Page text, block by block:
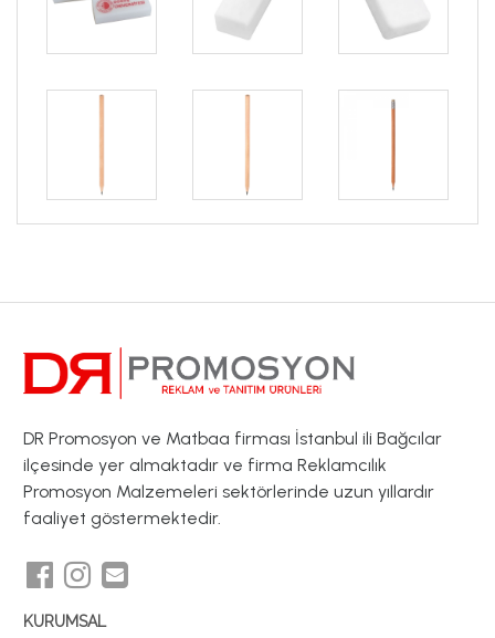
DR Promosyon ve Matbaa firması İstanbul ili Bağcılar
ilçesinde yer almaktadır ve firma Reklamcılık
Promosyon Malzemeleri sektörlerinde uzun yıllardır
faaliyet göstermektedir.
KURUMSAL